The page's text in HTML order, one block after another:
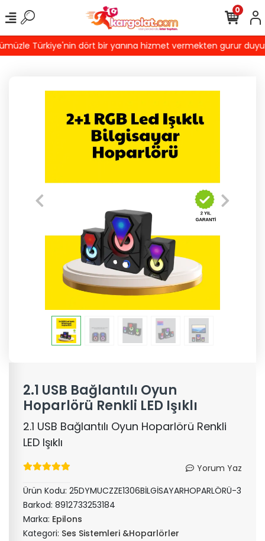
Türkiye'nin dört bir yanına hizmet vermekten gurur
0
2.1 USB Bağlantılı Oyun
Hoparlörü Renkli LED Işıklı
2.1 USB Bağlantılı Oyun Hoparlörü Renkli
LED Işıklı
Yorum Yaz
Ürün Kodu: 25DYMUCZZE1306BİLGİSAYARHOPARLÖRÜ-3
Barkod: 8912733253184
Marka: Epilons
Kategori: Ses Sistemleri &Hoparlörler